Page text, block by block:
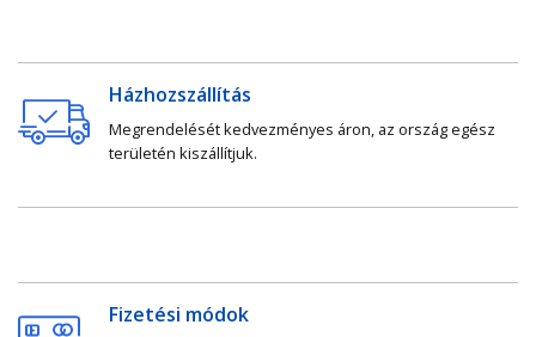
Házhozszállítás
Megrendelését kedvezményes áron, az ország egész
területén kiszállítjuk.
Fizetési módok